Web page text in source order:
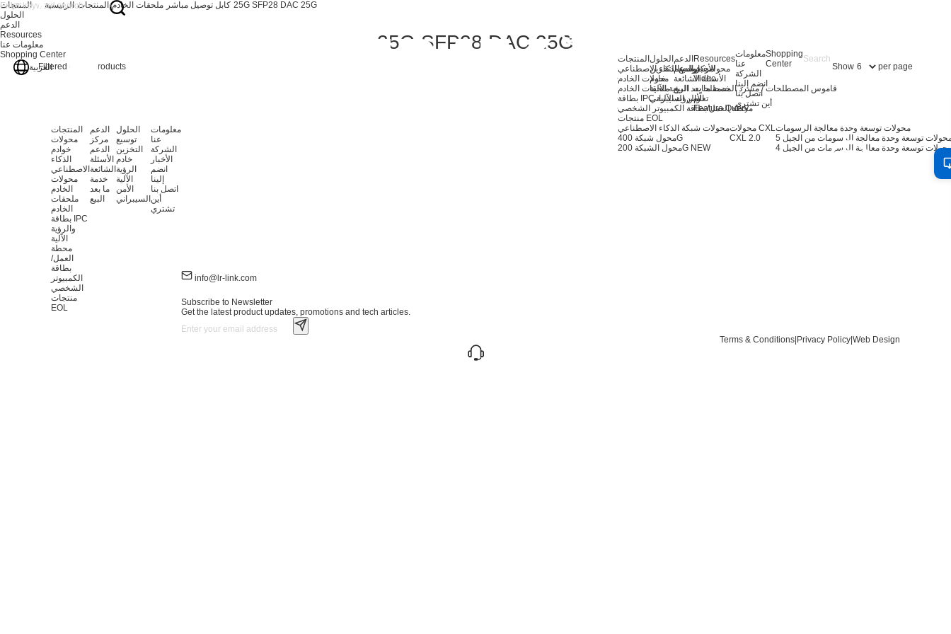
المنتجات
محولات خوادم الذكاء الاصطناعي
محولات الخادم
ملحقات الخادم
بطاقة IPC والرؤية الآلية
محطة العمل/بطاقة الكمبيوتر الشخصي
منتجات EOL
محولات شبكة الذكاء الاصطناعي
محول شبكة 400G
محول الشبكة 200G NEW
محولات CXL
CXL 2.0
محولات توسعة وحدة معالجة الرسومات
توسعة وحدة معالجة الرسومات من الجيل 4
الحلول
توسيع التخزين
خادم
الرؤية الآلية
الأمن السيبراني
الدعم
مركز الدعم
الأسئلة الشائعة
خدمة ما بعد البيع
Resources
الأخبار
Video
قاموس المصطلحات / مسرد المصطلحات
تعلّم
Feature Query
معلومات
عنا
الشركة
انضم إلينا
اتصل بنا
أين تشتري
Shopping
Center
المنتجات
الحلول
الدعم
Resources
معلومات عنا
Shopping Center
العربية
الرئيسية المنتجات ملحقات الخادم كابل توصيل مباشر 25G SFP28 DAC 25G
25G SFP28 DAC 25G
Filtered out: products Show per page
المنتجات
محولات
خوادم
الذكاء
الاصطناعي
محولات
الخادم
ملحقات
الخادم
بطاقة IPC
والرؤية
الآلية
محطة
العمل/
بطاقة
الكمبيوتر
الشخصي
منتجات
EOL
الدعم
مركز
الدعم
الأسئلة
الشائعة
خدمة
ما بعد
البيع
الحلول
توسيع
التخزين
خادم
الرؤية
الآلية
الأمن
السيبراني
معلومات
عنا
الشركة
الأخبار
انضم
إلينا
اتصل بنا
أين
تشتري
info@lr-link.com
Subscribe to Newsletter
Get the latest product updates, promotions and tech articles.
Terms & Conditions|Privacy Policy|Web Design